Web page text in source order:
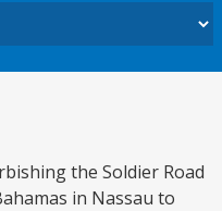
the Soldier Road
in Nassau to